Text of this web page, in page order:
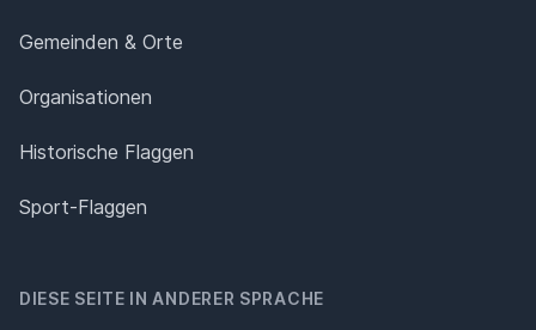
Gemeinden & Orte
Organisationen
Historische Flaggen
Sport-Flaggen
DIESE SEITE IN ANDERER SPRACHE